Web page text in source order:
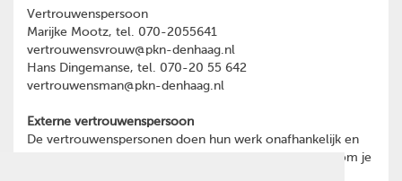
Vertrouwenspersoon
Marijke Mootz, tel. 070-2055641
vertrouwensvrouw@pkn-denhaag.nl
Hans Dingemanse, tel. 070-20 55 642
vertrouwensman@pkn-denhaag.nl
Externe vertrouwenspersoon
De vertrouwenspersonen doen hun werk onafhankelijk en
hebben geheimhoudingsplicht. Heb je een reden waarom je